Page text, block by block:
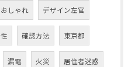
しゃれ デザイン左官
確認方法 東京都
漏電 火災 居住者迷惑